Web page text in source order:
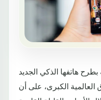
هاتفها الذكي الجديد
الأسواق العالمية الكبرى، على أن